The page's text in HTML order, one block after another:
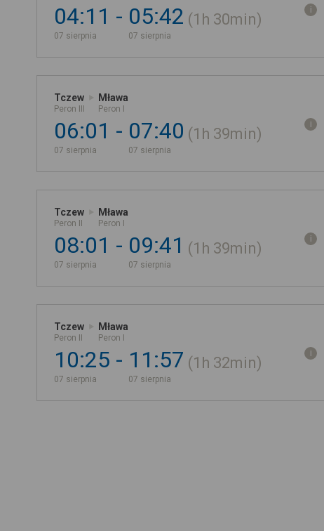
04:11
07 sierpnia
05:42
07 sierpnia
1h 30min
Tczew
Peron III
Mława
Peron I
06:01
07 sierpnia
07:40
07 sierpnia
1h 39min
Tczew
Peron II
Mława
Peron I
08:01
07 sierpnia
09:41
07 sierpnia
1h 39min
Tczew
Peron II
Mława
Peron I
10:25
07 sierpnia
11:57
07 sierpnia
1h 32min